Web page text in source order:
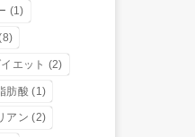
(1)
エット (2)
肪酸 (1)
アン (2)